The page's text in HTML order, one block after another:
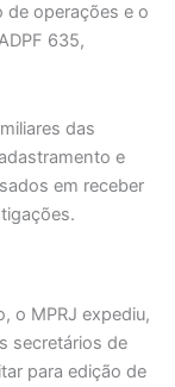
de operações e o
635,
das
e
em receber
o MPRJ expediu,
secretários de
para edição de